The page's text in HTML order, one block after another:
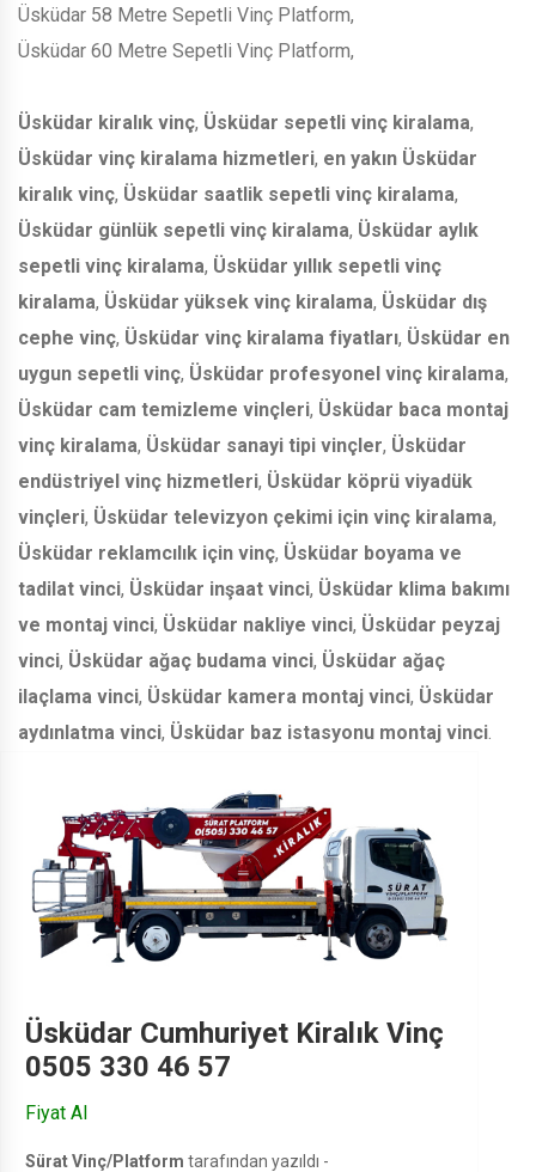
Üsküdar 58 Metre Sepetli Vinç Platform,
Üsküdar 60 Metre Sepetli Vinç Platform,
Üsküdar kiralık vinç, Üsküdar sepetli vinç kiralama,
Üsküdar vinç kiralama hizmetleri, en yakın Üsküdar
kiralık vinç, Üsküdar saatlik sepetli vinç kiralama,
Üsküdar günlük sepetli vinç kiralama, Üsküdar aylık
sepetli vinç kiralama, Üsküdar yıllık sepetli vinç
kiralama, Üsküdar yüksek vinç kiralama, Üsküdar dış
cephe vinç, Üsküdar vinç kiralama fiyatları, Üsküdar en
uygun sepetli vinç, Üsküdar profesyonel vinç kiralama,
Üsküdar cam temizleme vinçleri, Üsküdar baca montaj
vinç kiralama, Üsküdar sanayi tipi vinçler, Üsküdar
endüstriyel vinç hizmetleri, Üsküdar köprü viyadük
vinçleri, Üsküdar televizyon çekimi için vinç kiralama,
Üsküdar reklamcılık için vinç, Üsküdar boyama ve
tadilat vinci, Üsküdar inşaat vinci, Üsküdar klima bakımı
ve montaj vinci, Üsküdar nakliye vinci, Üsküdar peyzaj
vinci, Üsküdar ağaç budama vinci, Üsküdar ağaç
ilaçlama vinci, Üsküdar kamera montaj vinci, Üsküdar
aydınlatma vinci, Üsküdar baz istasyonu montaj vinci
Üsküdar Cumhuriyet Kiralık Vinç
0505 330 46 57
Fiyat Al
Sürat Vinç/Platform tarafından yazıldı -